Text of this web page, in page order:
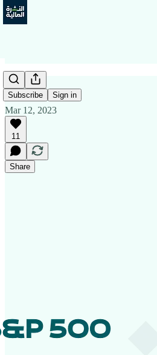
Subscribe Sign in
Mar 12, 2023
11
Share